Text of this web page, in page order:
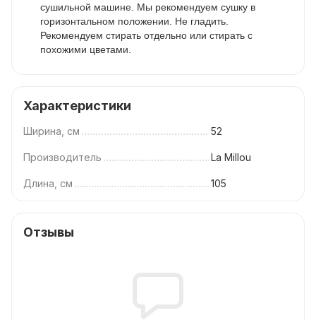
сушильной машине. Мы рекомендуем сушку в
горизонтальном положении. Не гладить.
Рекомендуем стирать отдельно или стирать с
похожими цветами.
Характеристики
Ширина, см 52
Производитель La Millou
Длина, см 105
Отзывы